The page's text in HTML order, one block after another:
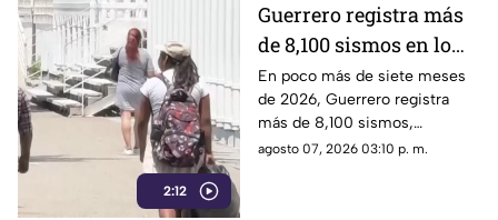
2:12
Guerrero registra más
de 8,100 sismos en lo
que va de 2026, el año
con mayor sismicidad
de los últimos cinco
años
En poco más de siete meses
de 2026, Guerrero registra
más de 8,100 sismos,
posicionándose como el año
agosto 07, 2026 03:10 p. m.